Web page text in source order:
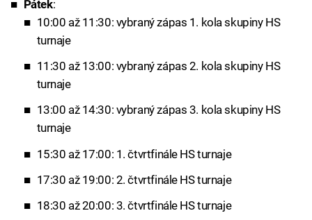
Pátek:
10:00 až 11:30: vybraný zápas 1. kola skupiny HS
turnaje
11:30 až 13:00: vybraný zápas 2. kola skupiny HS
turnaje
13:00 až 14:30: vybraný zápas 3. kola skupiny HS
turnaje
15:30 až 17:00: 1. čtvrtfinále HS turnaje
17:30 až 19:00: 2. čtvrtfinále HS turnaje
18:30 až 20:00: 3. čtvrtfinále HS turnaje